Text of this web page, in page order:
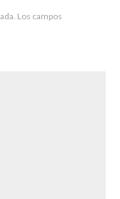
Los campos